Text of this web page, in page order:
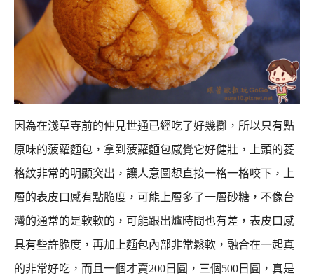
因為在淺草寺前的仲見世通已經吃了好幾攤，所以只有點
原味的菠蘿麵包， 拿到菠蘿麵包感覺它好健壯，上頭的菱
格紋非常的明顯突出，讓人意圖想直接一格一格咬下，
上
層的表皮口感有點脆度，可能上層多了一層砂糖，不像台
灣的通常的是軟軟的，可能跟出爐時間也有差， 表皮口感
具有些許脆度，再加上麵包內部非常鬆軟，融合在一起真
的非常好吃， 而且一個才賣200日圓，三個500日圓，真是